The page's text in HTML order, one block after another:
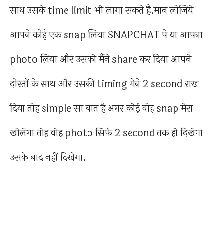
साथ उसके time limit भी लागा सकते है.मान लीजिये
आपने कोई एक snap लिया SNAPCHAT पे या आपना
photo लिया और उसको मैंने share कर दिया आपने
दोस्तों के साथ और उसकी timing मेने 2 second राख
दिया तोह simple सा बात है अगर कोई वोह snap मेरा
खोलेगा तोह वोह photo सिर्फ 2 second तक ही दिखेगा
उसके बाद नहीं दिखेगा.